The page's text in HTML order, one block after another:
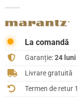
La comandă
Garanție:24 luni
Livrare gratuită
Termen de retur